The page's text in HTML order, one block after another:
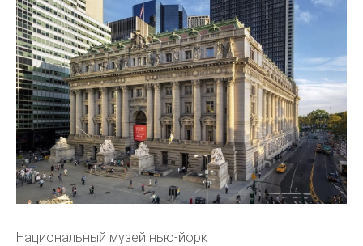
Национальный музей нью-йорк